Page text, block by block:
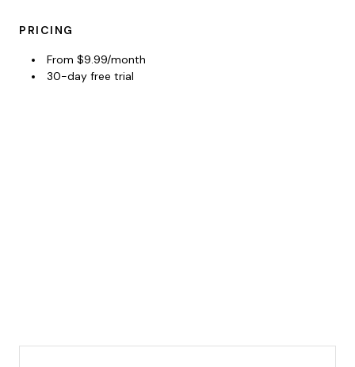
PRICING
From $9.99/month
30-day free trial